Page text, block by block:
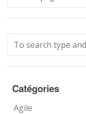
Catégories
Agile